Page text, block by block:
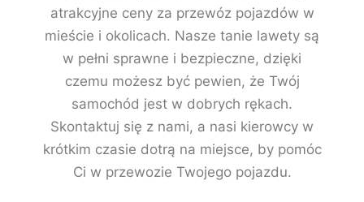
atrakcyjne ceny za przewóz pojazdów w
mieście i okolicach. Nasze tanie lawety są
w pełni sprawne i bezpieczne, dzięki
czemu możesz być pewien, że Twój
samochód jest w dobrych rękach.
Skontaktuj się z nami, a nasi kierowcy w
krótkim czasie dotrą na miejsce, by pomóc
Ci w przewozie Twojego pojazdu.